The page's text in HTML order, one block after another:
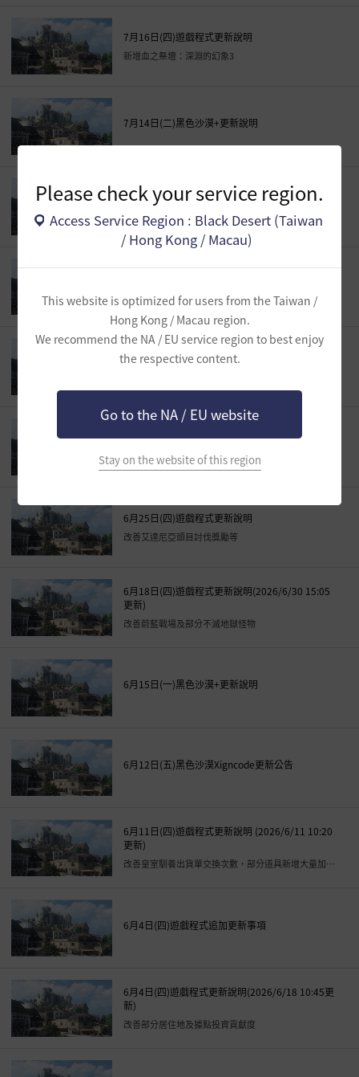
Please check your service region.
Access Service Region : Black Desert (Taiwan
/ Hong Kong / Macau)
This website is optimized for users from the Taiwan /
Hong Kong / Macau region.
We recommend the NA / EU service region to best enjoy
the respective content.
Go to the NA / EU website
Stay on the website of this region
7月16日(四)遊戲程式更新說明
新增血之祭壇：深淵的幻象3
7月14日(二)黑色沙漠+更新說明
7月9日(四)遊戲程式追加更新事項
黑色祠堂-東海道：新增處女鬼八/九/十災鬼
7月3日(五)黑色沙漠Xigncode更新公告
7月2日(四)遊戲程式更新說明
改善佔領戰活躍獎勵系統
6月25日(四)遊戲程式更新說明
改善艾達尼亞頭目討伐獎勵等
6月18日(四)遊戲程式更新說明(2026/6/30 15:05
更新)
改善蔚藍戰場及部分不滅地獄怪物
6月15日(一)黑色沙漠+更新說明
6月12日(五)黑色沙漠Xigncode更新公告
6月11日(四)遊戲程式更新說明 (2026/6/11 10:20
更新)
改善皇室馴養出貨單交換次數，部分道具新增大量加工公式等
6月4日(四)遊戲程式追加更新事項
6月4日(四)遊戲程式更新說明(2026/6/18 10:45更
新)
改善部分居住地及據點投資貢獻度